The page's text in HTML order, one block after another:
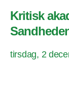
Kritisk
tirsdag, 2